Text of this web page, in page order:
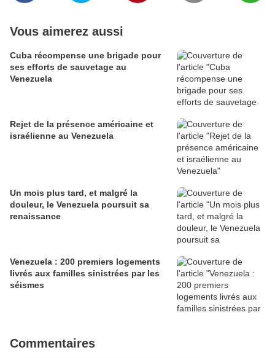
Vous aimerez aussi
Cuba récompense une brigade pour
ses efforts de sauvetage au
Venezuela
Rejet de la présence américaine et
israélienne au Venezuela
Un mois plus tard, et malgré la
douleur, le Venezuela poursuit sa
renaissance
Venezuela : 200 premiers logements
livrés aux familles sinistrées par les
séismes
Commentaires